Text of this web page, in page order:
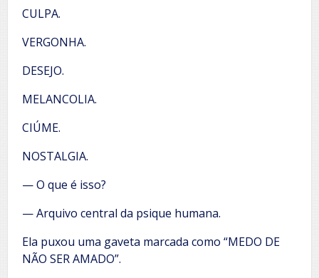
CULPA.
VERGONHA.
DESEJO.
MELANCOLIA.
CIÚME.
NOSTALGIA.
— O que é isso?
— Arquivo central da psique humana.
Ela puxou uma gaveta marcada como “MEDO DE
NÃO SER AMADO”.